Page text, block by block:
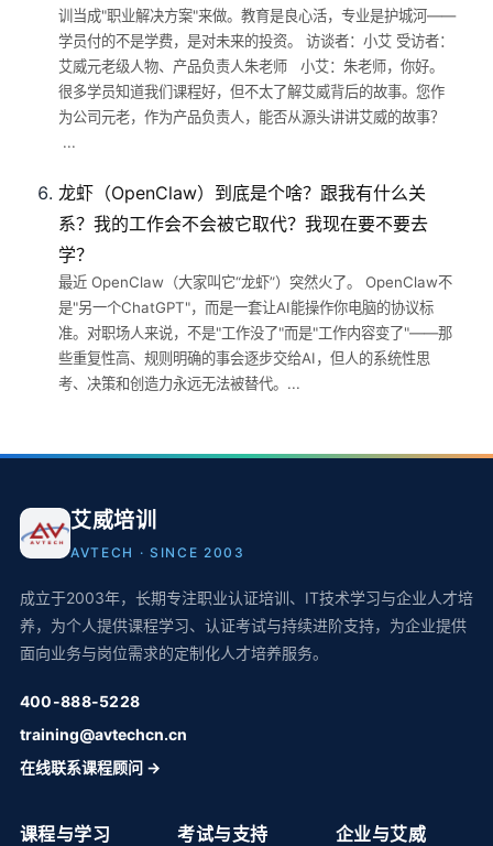
训当成"职业解决方案"来做。教育是良心活，专业是护城河——
学员付的不是学费，是对未来的投资。 访谈者：小艾 受访者：
艾威元老级人物、产品负责人朱老师 小艾：朱老师，你好。
很多学员知道我们课程好，但不太了解艾威背后的故事。您作
为公司元老，作为产品负责人，能否从源头讲讲艾威的故事？
...
龙虾（OpenClaw）到底是个啥？跟我有什么关
系？我的工作会不会被它取代？我现在要不要去
学？
最近 OpenClaw（大家叫它“龙虾”）突然火了。 OpenClaw不
是"另一个ChatGPT"，而是一套让AI能操作你电脑的协议标
准。对职场人来说，不是"工作没了"而是"工作内容变了"——那
些重复性高、规则明确的事会逐步交给AI，但人的系统性思
考、决策和创造力永远无法被替代。...
艾威培训
AVTECH · SINCE 2003
成立于2003年，长期专注职业认证培训、IT技术学习与企业人才培
养，为个人提供课程学习、认证考试与持续进阶支持，为企业提供
面向业务与岗位需求的定制化人才培养服务。
400-888-5228
training@avtechcn.cn
在线联系课程顾问 →
课程与学习 考试与支持 企业与艾威